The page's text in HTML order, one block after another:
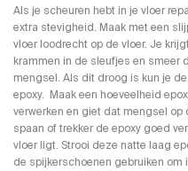
Als je scheuren hebt in je vloer
extra stevigheid. Maak met een
vloer loodrecht op de vloer. Je
krammen in de sleufjes en smeer
mengsel. Als dit droog is kun je
epoxy. Maak een hoeveelheid
verwerken en giet dat mengsel op
spaan of trekker de epoxy goed
vloer ligt. Strooi deze natte laag
de spijkerschoenen gebruiken om